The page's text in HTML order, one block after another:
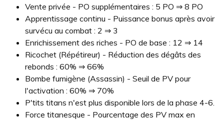
Vente privée - PO supplémentaires : 5 PO ⇒ 8 PO
Apprentissage continu - Puissance bonus après avoir
survécu au combat : 2 ⇒ 3
Enrichissement des riches - PO de base : 12 ⇒ 14
Ricochet (Répétireur) - Réduction des dégâts des
rebonds : 60% ⇒ 66%
Bombe fumigène (Assassin) - Seuil de PV pour
l'activation : 60% ⇒ 70%
P'tits titans n'est plus disponible lors de la phase 4-6.
Force titanesque - Pourcentage des PV max en